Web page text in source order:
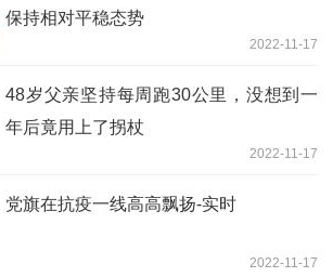
保持相对平稳态势
2022-11-17
48岁父亲坚持每周跑30公里，没想到一
年后竟用上了拐杖
2022-11-17
党旗在抗疫一线高高飘扬-实时
2022-11-17